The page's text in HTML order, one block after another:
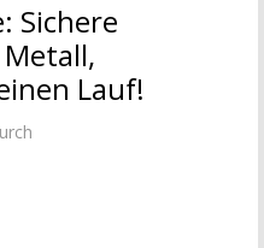
Sichere
Lauf!